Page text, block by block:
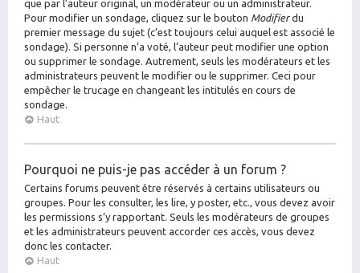
que par l’auteur original, un modérateur ou un administrateur.
Pour modifier un sondage, cliquez sur le bouton Modifierdu
premier message du sujet (c’est toujours celui auquel est associé le
sondage). Si personne n’a voté, l’auteur peut modifier une option
ou supprimer le sondage. Autrement, seuls les modérateurs et les
administrateurs peuvent le modifier ou le supprimer. Ceci pour
empêcher le trucage en changeant les intitulés en cours de
sondage.
Haut
Pourquoi ne puis-je pas accéder à un forum ?
Certains forums peuvent être réservés à certains utilisateurs ou
groupes. Pour les consulter, les lire, y poster, etc., vous devez avoir
les permissions s’y rapportant. Seuls les modérateurs de groupes
et les administrateurs peuvent accorder ces accès, vous devez
donc les contacter.
Haut